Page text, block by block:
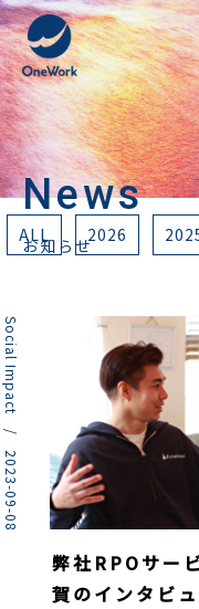
News
お知らせ
ALL 2026
Social Impact / 2023-09-08
弊社RPOサー
賀のインタビ